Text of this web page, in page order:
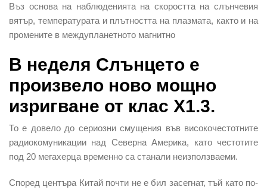
Въз основа на наблюденията на скоростта на слънчевия
вятър, температурата и плътността на плазмата, както и на
промените в междупланетното магнитно
В неделя Слънцето е
произвело ново мощно
изригване от клас X1.3.
То е довело до сериозни смущения във високочестотните
радиокомуникации над Северна Америка, като честотите
под 20 мегахерца временно са станали неизползваеми.
Според центъра Китай почти не е бил засегнат, тъй като по-